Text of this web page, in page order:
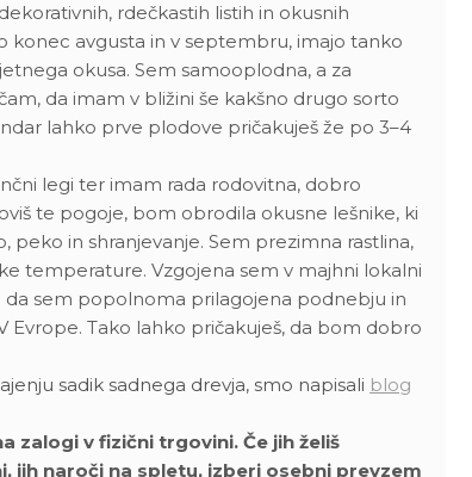
rdečkastih listih in okusnih
konec avgusta in v septembru, imajo tanko
okusa. Sem samooplodna, a za
da imam v bližini še kakšno drugo sorto
lahko prve plodove pričakuješ že po 3–4
legi ter imam rada rodovitna, dobro
te pogoje, bom obrodila okusne lešnike, ki
peko in shranjevanje. Sem prezimna rastlina,
temperature. Vzgojena sem v majhni lokalni
da sem popolnoma prilagojena podnebju in
Evrope. Tako lahko pričakuješ, da bom dobro
sadik sadnega drevja, smo napisali blog
zalogi v fizični trgovini. Če jih želiš
jih naroči na spletu, izberi osebni prevzem